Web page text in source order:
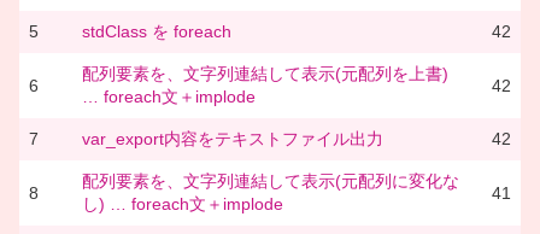
5 stdClass を foreach 42
6
配列要素を、文字列連結して表示(元配列を上書)
… foreach文＋implode
42
7 var_export内容をテキストファイル出力 42
8
配列要素を、文字列連結して表示(元配列に変化な
し) … foreach文＋implode
41